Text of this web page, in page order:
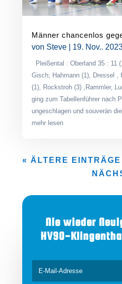
Männer chancenlos
von Steve| 19. Nov..
Pleißental : Oberland 35 : 11
Gisch; Hahmann (1), Dressel ,
(1), Rockstroh (3) ,Rammler,
ging zum Tabellenführer nach
ungeschlagen und souverän
mehr lesen
« ÄLTERE EINTRÄGE
Nie wieder
HV90-